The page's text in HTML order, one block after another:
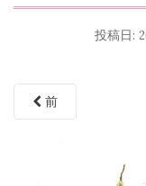
投稿日:
前